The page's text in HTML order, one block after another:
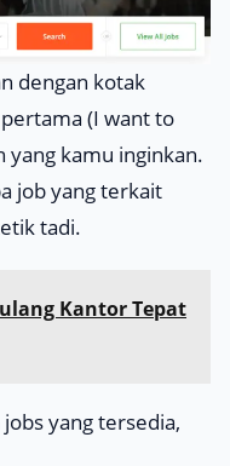
dengan kotak
(I want to
yang kamu inginkan.
job yang terkait
tadi.
Kantor Tepat
yang tersedia,